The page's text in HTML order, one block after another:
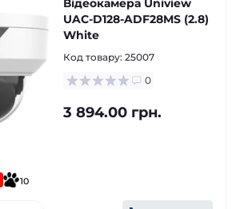
10
Відеокамера Uniview
UAC-D128-ADF28MS (2.8)
White
Код товару: 25007
0
3 894.00 грн.